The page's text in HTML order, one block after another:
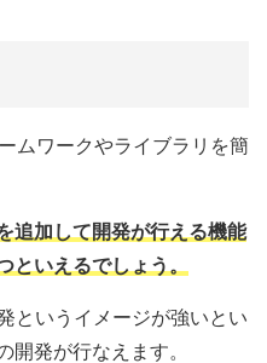
ムワークやライブラリを簡
追加して開発が行える機能
といえるでしょう。
というイメージが強いとい
開発が行なえます。